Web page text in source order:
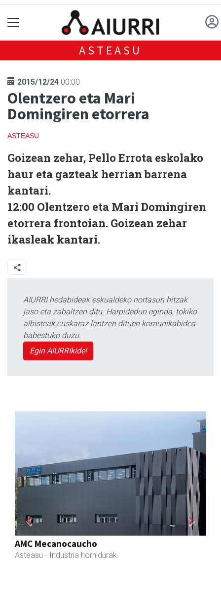
ASTEASU
2015/12/24 00:00
Olentzero eta Mari
Domingiren etorrera
ASTEASU
Goizean zehar, Pello Errota eskolako
haur eta gazteak herrian barrena
kantari.
12:00 Olentzero eta Mari Domingiren
etorrera frontoian. Goizean zehar
ikasleak kantari.
AIURRI hedabideak eskualdeko nortasun hitzak
jaso eta zabaltzen ditu. Harpidedun eginda, tokiko
albisteak euskaraz lantzen dituen komunikabidea
babestuko duzu.
Egin AIURRIkide!
Txortu mekanizaketa eta muntaketa
Asteasu - Mekanizatuak
Previous Next